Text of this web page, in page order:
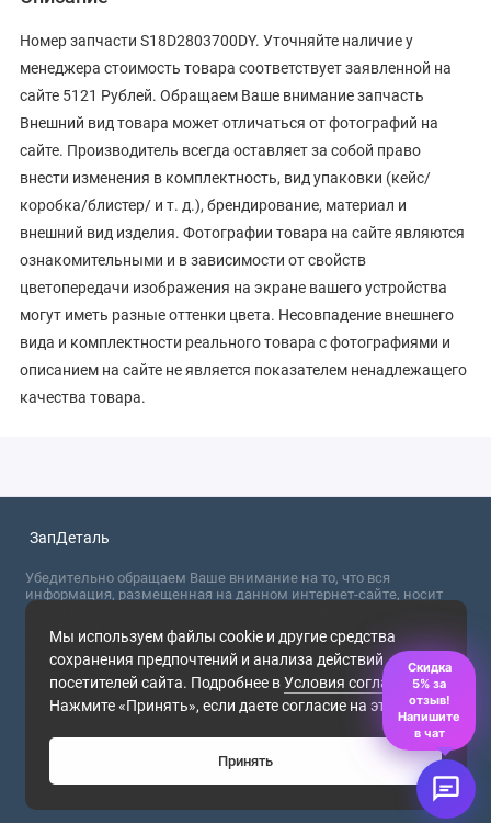
Номер запчасти S18D2803700DY. Уточняйте наличие у
менеджера стоимость товара соответствует заявленной на
сайте 5121 Рублей. Обращаем Ваше внимание запчасть
Внешний вид товара может отличаться от фотографий на
сайте. Производитель всегда оставляет за собой право
внести изменения в комплектность, вид упаковки (кейс/
коробка/блистер/ и т. д.), брендирование, материал и
внешний вид изделия. Фотографии товара на сайте являются
ознакомительными и в зависимости от свойств
цветопередачи изображения на экране вашего устройства
могут иметь разные оттенки цвета. Несовпадение внешнего
вида и комплектности реального товара с фотографиями и
описанием на сайте не является показателем ненадлежащего
качества товара.
Мы используем файлы cookie и другие средства
сохранения предпочтений и анализа действий
посетителей сайта. Подробнее вУсловия соглашения.
Нажмите «Принять», если даете согласие на это.
Принять
ЗапДеталь
Убедительно обращаем Ваше внимание на то, что вся
информация, размещенная на данном интернет-сайте, носит
сугубо информационный характер и не являются публичной
офертой, определяемой положениями Статьи 437 (2) ГК РФ. Для
получения точной информации о стоимости товаров,
пожалуйста, обращайтесь в ближайший офис продаж.
2026
Скидка
5% за
отзыв!
Напишите
в чат